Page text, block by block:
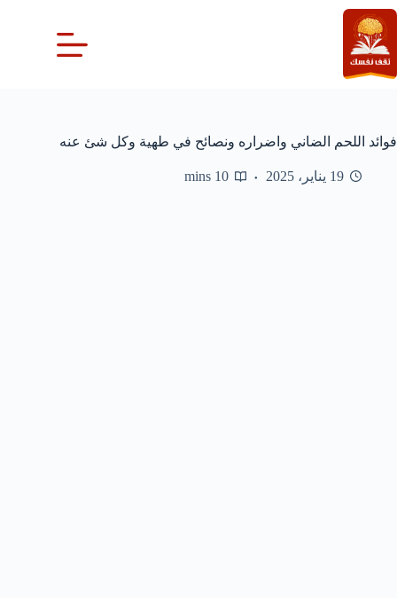
التجاوز
إلى
المحتوى
فوائد اللحم الضاني واضراره ونصائح في طهية وكل شئ عنه
19 يناير، 2025 10 mins